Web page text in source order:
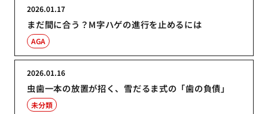
まだ間に合う？M字ハゲの進行を止めるには
2026.01.17
AGA
虫歯一本の放置が招く、雪だるま式の「歯の負債」
2026.01.16
未分類